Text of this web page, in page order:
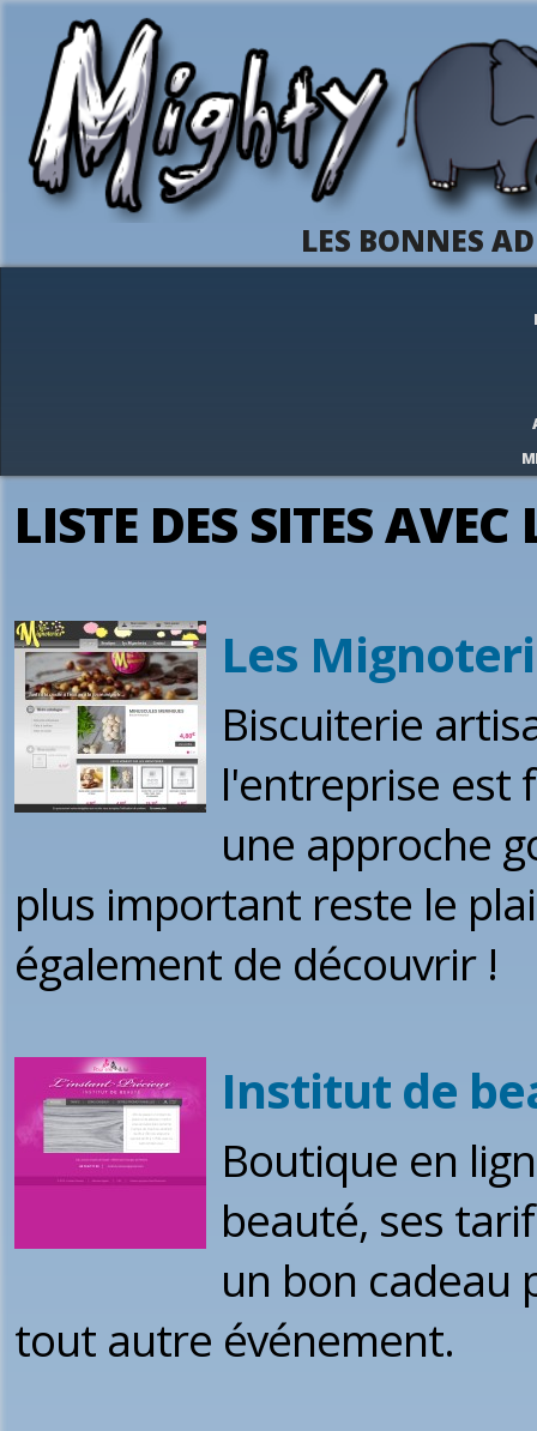
LES BONNES
LISTE DES SITES
Les
Biscuiterie
l'entreprise est
une approche
plus important reste le
également de découvrir !
Institut de
Boutique en
beauté, ses
un bon
tout autre événement.